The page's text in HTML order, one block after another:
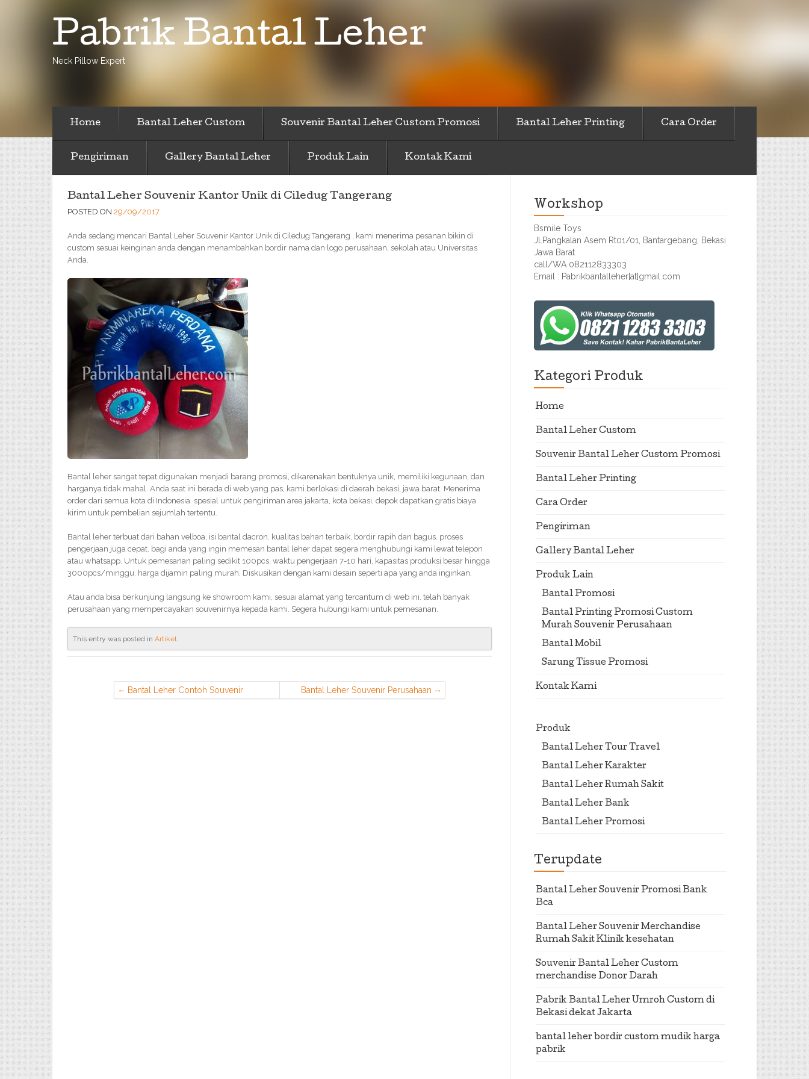
Pabrik Bantal Leher
Neck Pillow Expert
Home Bantal Leher Custom Souvenir Bantal Leher Custom Promosi Bantal Leher Printing Cara Order
Pengiriman Gallery Bantal Leher Produk Lain Kontak Kami
Bantal Leher Souvenir Kantor Unik di Ciledug Tangerang
POSTED ON 29/09/2017
Anda sedang mencari Bantal Leher Souvenir Kantor Unik di Ciledug Tangerang , kami menerima pesanan bikin di
custom sesuai keinginan anda dengan menambahkan bordir nama dan logo perusahaan, sekolah atau Universitas
Anda.
Bantal leher sangat tepat digunakan menjadi barang promosi, dikarenakan bentuknya unik, memiliki kegunaan, dan
harganya tidak mahal. Anda saat ini berada di web yang pas, kami berlokasi di daerah bekasi, jawa barat. Menerima
order dari semua kota di Indonesia. spesial untuk pengiriman area jakarta, kota bekasi, depok dapatkan gratis biaya
kirim untuk pembelian sejumlah tertentu.
Bantal leher terbuat dari bahan velboa, isi bantal dacron. kualitas bahan terbaik, bordir rapih dan bagus. proses
pengerjaan juga cepat. bagi anda yang ingin memesan bantal leher dapat segera menghubungi kami lewat telepon
atau whatsapp. Untuk pemesanan paling sedikit 100pcs, waktu pengerjaan 7-10 hari, kapasitas produksi besar hingga
3000pcs/minggu. harga dijamin paling murah. Diskusikan dengan kami desain seperti apa yang anda inginkan.
Atau anda bisa berkunjung langsung ke showroom kami, sesuai alamat yang tercantum di web ini. telah banyak
perusahaan yang mempercayakan souvenirnya kepada kami. Segera hubungi kami untuk pemesanan.
This entry was posted in Artikel.
Bantal Leher Contoh Souvenir
Perusahaan di Ciledug Tangerang
Bantal Leher Souvenir Perusahaan
Murah di Bogor Barat
Workshop
Bsmile Toys
Jl.Pangkalan Asem Rt01/01, Bantargebang, Bekasi
Jawa Barat
call/WA 082112833303
Email : Pabrikbantalleher[at]gmail.com
Kategori Produk
Home
Bantal Leher Custom
Souvenir Bantal Leher Custom Promosi
Bantal Leher Printing
Cara Order
Pengiriman
Gallery Bantal Leher
Produk Lain
Bantal Promosi
Bantal Printing Promosi Custom
Murah Souvenir Perusahaan
Bantal Mobil
Sarung Tissue Promosi
Kontak Kami
Produk
Bantal Leher Tour Travel
Bantal Leher Karakter
Bantal Leher Rumah Sakit
Bantal Leher Bank
Bantal Leher Promosi
Terupdate
Bantal Leher Souvenir Promosi Bank
Bca
Bantal Leher Souvenir Merchandise
Rumah Sakit Klinik kesehatan
Souvenir Bantal Leher Custom
merchandise Donor Darah
Pabrik Bantal Leher Umroh Custom di
Bekasi dekat Jakarta
bantal leher bordir custom mudik harga
pabrik